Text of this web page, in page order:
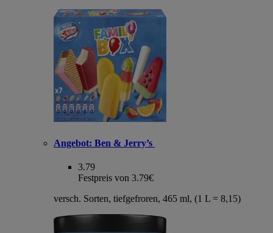
Angebot: Ben & Jerry’s
3.79
Festpreis von 3.79€
versch. Sorten, tiefgefroren, 465 ml, (1 L = 8,15)